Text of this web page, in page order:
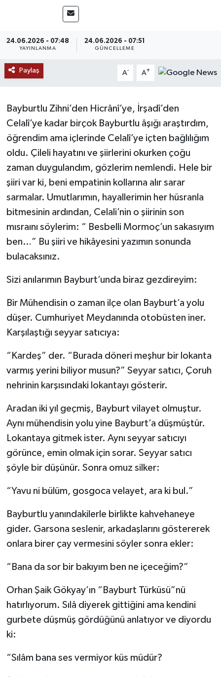
24.06.2026 - 07:48
YAYINLANMA
24.06.2026 - 07:51
GÜNCELLEME
Paylaş A- A+
Bayburtlu Zihni’den Hicrânî’ye, İrşadî’den
Celalî’ye kadar birçok Bayburtlu âşığı araştırdım,
öğrendim ama içlerinde Celalî’ye içten bağlılığım
oldu. Çileli hayatını ve şiirlerini okurken çoğu
zaman duygulandım, gözlerim nemlendi. Hele bir
şiiri var ki, beni empatinin kollarına alır sarar
sarmalar. Umutlarımın, hayallerimin her hüsranla
bitmesinin ardından, Celali’nin o şiirinin son
mısraını söylerim: “ Besbelli Mormoç’un sakasıyım
ben…” Bu şiiri ve hikâyesini yazımın sonunda
bulacaksınız.
Sizi anılarımın Bayburt’unda biraz gezdireyim:
Bir Mühendisin o zaman ilçe olan Bayburt’a yolu
düşer. Cumhuriyet Meydanında otobüsten iner.
Karşılaştığı seyyar satıcıya:
“Kardeş” der. “Burada döneri meşhur bir lokanta
varmış yerini biliyor musun?” Seyyar satıcı, Çoruh
nehrinin karşısındaki lokantayı gösterir.
Aradan iki yıl geçmiş, Bayburt vilayet olmuştur.
Aynı mühendisin yolu yine Bayburt’a düşmüştür.
Lokantaya gitmek ister. Aynı seyyar satıcıyı
görünce, emin olmak için sorar. Seyyar satıcı
şöyle bir düşünür. Sonra omuz silker:
“Yavu ni bülüm, gosgoca velayet, ara ki bul.”
Bayburtlu yanındakilerle birlikte kahvehaneye
gider. Garsona seslenir, arkadaşlarını göstererek
onlara birer çay vermesini söyler sonra ekler:
“Bana da sor bir bakıyım ben ne içeceğim?”
Orhan Şaik Gökyay’ın “Bayburt Türküsü”nü
hatırlıyorum. Sılâ diyerek gittiğini ama kendini
gurbete düşmüş gördüğünü anlatıyor ve diyordu
ki:
“Sılâm bana ses vermiyor küs müdür?
MAGAZİN
ÖZEL HABER
RESMİ İLANLAR
SİYASET
SOSYAL YARDIMLAR
SPONSORLU YAZI
SPOR
YAŞAM